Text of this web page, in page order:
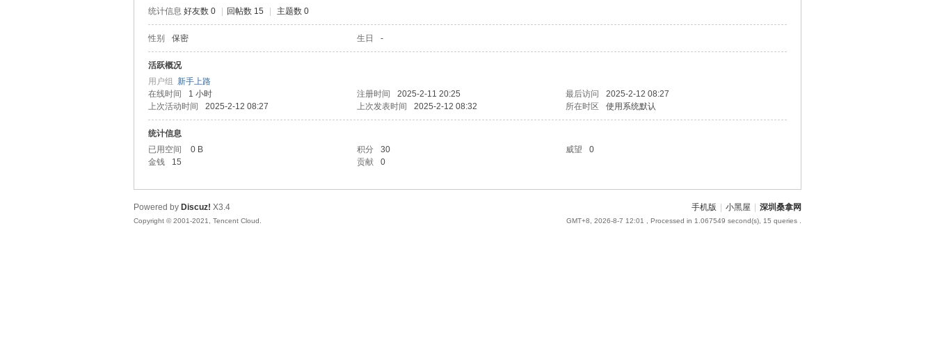
统计信息 好友数 0 回帖数 15 主题数 0
性别 保密 生日 -
活跃概况
用户组 新手上路
在线时间
1 小时 注册时间 2025-2-11 20:25 最后访问
2025-2-12 08:27
上次活动时间
2025-2-12 08:27 上次发表时间 2025-2-12 08:32 所在时区 使用系统默认
统计信息
已用空间
0 B 积分 30 威望
0
金钱
15 贡献 0
手机版 小黑屋 深圳桑拿网
GMT+8, 2026-8-7 12:01 , Processed in 1.067549 second(s), 15 queries .
Powered by Discuz! X3.4
Copyright © 2001-2021, Tencent Cloud.